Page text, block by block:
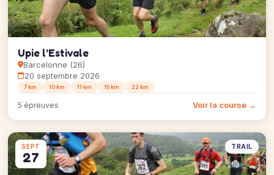
Upie l’Estivale
Barcelonne (26)
20 septembre 2026
7 km 10 km 11 km 15 km 22 km
5 épreuves Voir la course →
SEPT
27
TRAIL